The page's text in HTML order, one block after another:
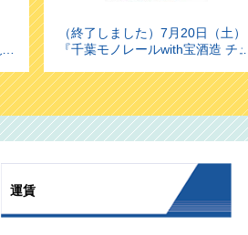
（終了しました）7月20日（土）
『千葉モノレールwith宝酒造 チュ
モンで乾杯』を運行します！
運賃